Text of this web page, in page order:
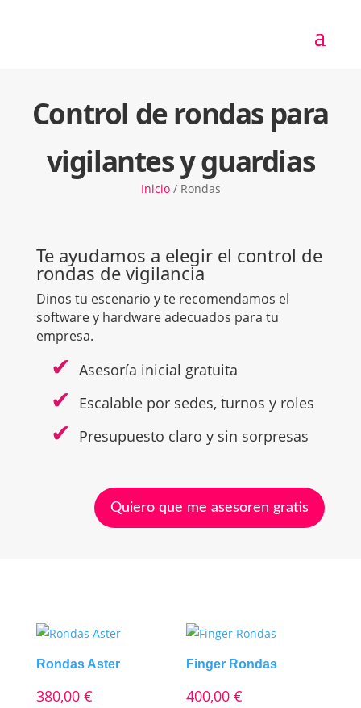
Control de rondas para
vigilantes y guardias
Inicio/ Rondas
Te ayudamos a elegir el control de
rondas de vigilancia
Dinos tu escenario y te recomendamos el
software y hardware adecuados para tu
empresa.
Asesoría inicial gratuita
Escalable por sedes, turnos y roles
Presupuesto claro y sin sorpresas
Quiero que me asesoren gratis
Rondas Aster
380,00 €
Finger Rondas
400,00€